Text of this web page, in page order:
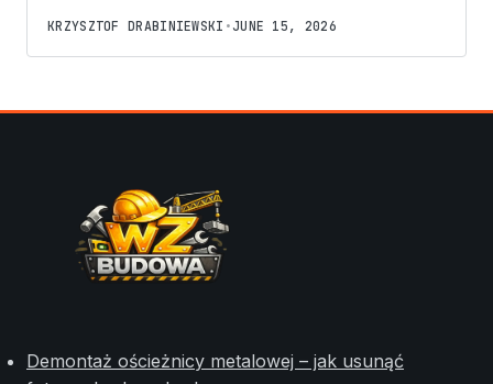
KRZYSZTOF DRABINIEWSKI • JUNE 15, 2026
Demontaż ościeżnicy metalowej – jak usunąć